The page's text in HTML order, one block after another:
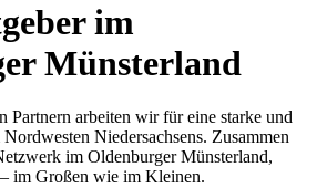
im
Münsterland
Partnern arbeiten wir für eine starke und
Niedersachsens. Zusammen
im Oldenburger Münsterland,
im Großen wie im Kleinen.